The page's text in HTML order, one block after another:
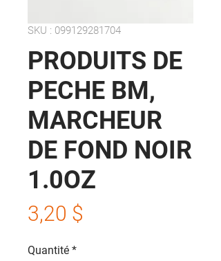
SKU : 099129281704
PRODUITS DE
PECHE BM,
MARCHEUR
DE FOND NOIR
1.0OZ
3,20 $
Quantité *